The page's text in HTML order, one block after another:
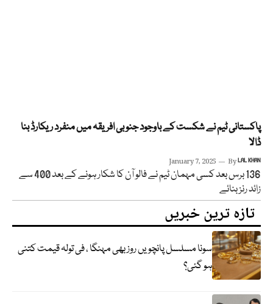
پاکستانی ٹیم نے شکست کے باوجود جنوبی افریقہ میں منفرد ریکارڈ بنا
ڈالا
January 7, 2025 ByLAL KHAN
136 برس بعد کسی مہمان ٹیم نے فالو آن کا شکار ہونے کے بعد 400 سے
زائد رنز بنائے
تازہ ترین خبریں
سونا مسلسل پانچویں روز بھی مہنگا ، فی تولہ قیمت کتنی
ہو گئی؟